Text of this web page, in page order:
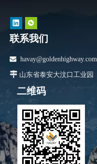
联系我们
 havay@goldenhighway.com
 山东省泰安大汶口工业园
二维码